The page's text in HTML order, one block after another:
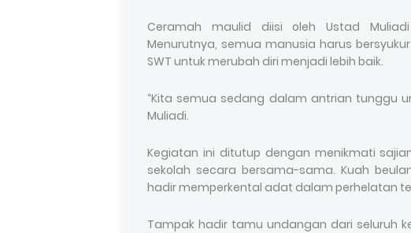
Ceramah maulid diisi oleh Ustad
Menurutnya, semua manusia harus
SWT untuk merubah diri menjadi lebih baik.
“Kita semua sedang dalam antrian tunggu
Muliadi.
Kegiatan ini ditutup dengan menikmati
sekolah secara bersama-sama. Kuah
hadir memperkental adat dalam perhelatan
Tampak hadir tamu undangan dari seluruh